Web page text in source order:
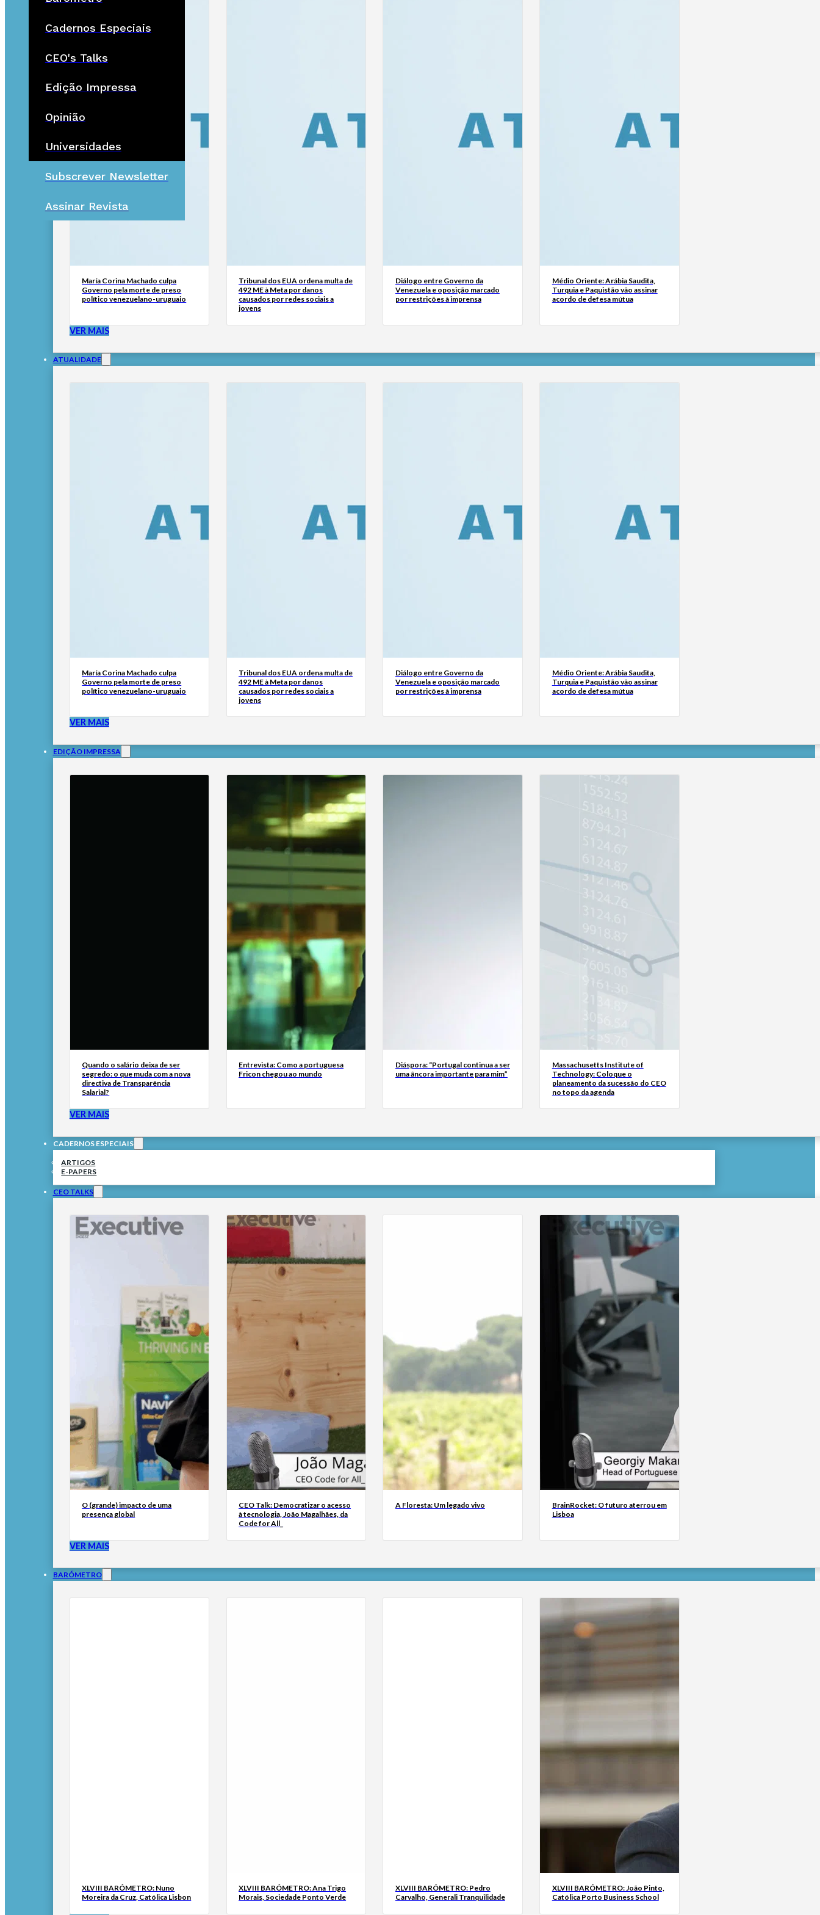
Cadernos Especiais
CEO's Talks
Edição Impressa
Opinião
Universidades
Subscrever Newsletter
Assinar Revista
María Corina Machado culpa
Governo pela morte de preso
político venezuelano-uruguaio
Tribunal dos EUA ordena multa de
492 ME à Meta por danos
causados por redes sociais a
jovens
Diálogo entre Governo da
Venezuela e oposição marcado
por restrições à imprensa
Médio Oriente: Arábia Saudita,
Turquia e Paquistão vão assinar
acordo de defesa mútua
VER MAIS
ATUALIDADE
María Corina Machado culpa
Governo pela morte de preso
político venezuelano-uruguaio
Tribunal dos EUA ordena multa de
492 ME à Meta por danos
causados por redes sociais a
jovens
Diálogo entre Governo da
Venezuela e oposição marcado
por restrições à imprensa
Médio Oriente: Arábia Saudita,
Turquia e Paquistão vão assinar
acordo de defesa mútua
VER MAIS
EDIÇÃO IMPRESSA
Quando o salário deixa de ser
segredo: o que muda com a nova
directiva de Transparência
Salarial?
Entrevista: Como a portuguesa
Fricon chegou ao mundo
Diáspora: “Portugal continua a ser
uma âncora importante para mim”
Massachusetts Institute of
Technology: Coloque o
planeamento da sucessão do CEO
no topo da agenda
VER MAIS
CADERNOS ESPECIAIS
ARTIGOS
E-PAPERS
CEO TALKS
O (grande) impacto de uma
presença global
CEO Talk: Democratizar o acesso
à tecnologia, João Magalhães, da
Code for All_
A Floresta: Um legado vivo
BrainRocket: O futuro aterrou em
Lisboa
VER MAIS
BARÓMETRO
XLVIII BARÓMETRO: Nuno
Moreira da Cruz, Católica Lisbon
XLVIII BARÓMETRO: Ana Trigo
Morais, Sociedade Ponto Verde
XLVIII BARÓMETRO: Pedro
Carvalho, Generali Tranquilidade
XLVIII BARÓMETRO: João Pinto,
Católica Porto Business School